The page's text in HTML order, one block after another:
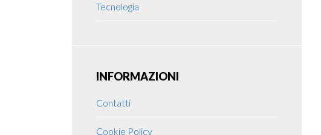
Tecnologia
INFORMAZIONI
Contatti
Cookie Policy